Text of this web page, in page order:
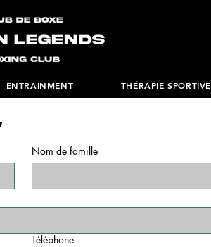
ENTRAINMENT THÉRAPIE SPORTIVE
Nom de famille
Téléphone